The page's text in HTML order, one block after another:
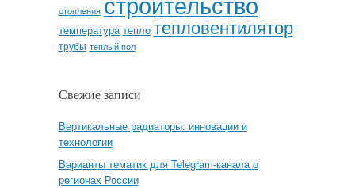
отопления
температура тепло тепловентилятор
трубы тёплый пол
Свежие записи
Вертикальные радиаторы: инновации и
технологии
Варианты тематик для Telegram-канала о
регионах России